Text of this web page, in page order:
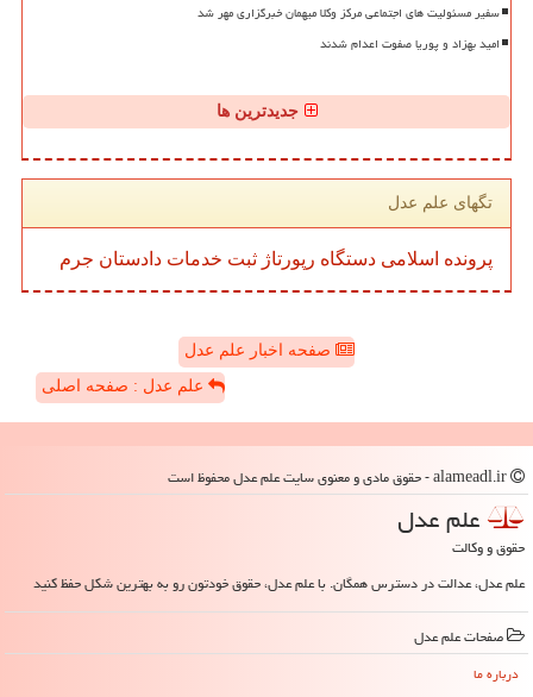
سفیر مسئولیت های اجتماعی مرکز وکلا میهمان خبرگزاری مهر شد
امید بهزاد و پوریا صفوت اعدام شدند
جدیدترین ها
تگهای علم عدل
پرونده اسلامی دستگاه رپورتاژ ثبت خدمات دادستان جرم
صفحه اخبار علم عدل
علم عدل : صفحه اصلی
علم عدل
حقوق و وکالت
علم عدل، عدالت در دسترس همگان. با علم عدل، حقوق خودتون رو به بهترین شکل حفظ کنید
صفحات علم عدل
درباره ما